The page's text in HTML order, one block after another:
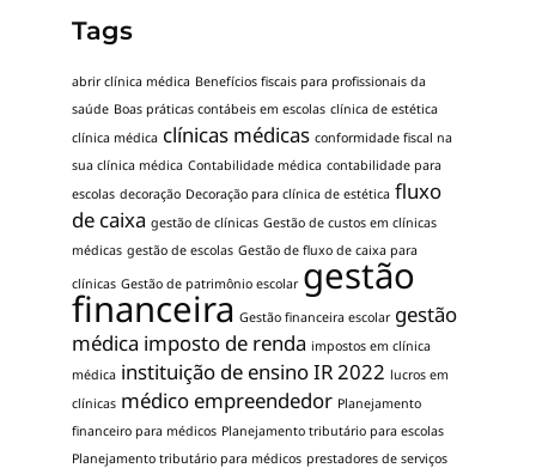
Tags
abrir clínica médica Benefícios fiscais para profissionais da
saúde Boas práticas contábeis em escolas clínica de estética
clínica médica clínicas médicas conformidade fiscal na
sua clínica médica Contabilidade médica contabilidade para
escolas decoração Decoração para clínica de estética fluxo
de caixa gestão de clínicas Gestão de custos em clínicas
médicas gestão de escolas Gestão de fluxo de caixa para
clínicas Gestão de patrimônio escolar gestão
financeira Gestão financeira escolar gestão
médica imposto de renda impostos em clínica
médica instituição de ensinoIR 2022 lucros em
clínicas médico empreendedor Planejamento
financeiro para médicos Planejamento tributário para escolas
Planejamento tributário para médicos prestadores de serviços